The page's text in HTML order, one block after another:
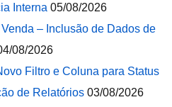
Interna 05/08/2026
– Inclusão de Dados de
08/2026
Filtro e Coluna para Status
de Relatórios 03/08/2026